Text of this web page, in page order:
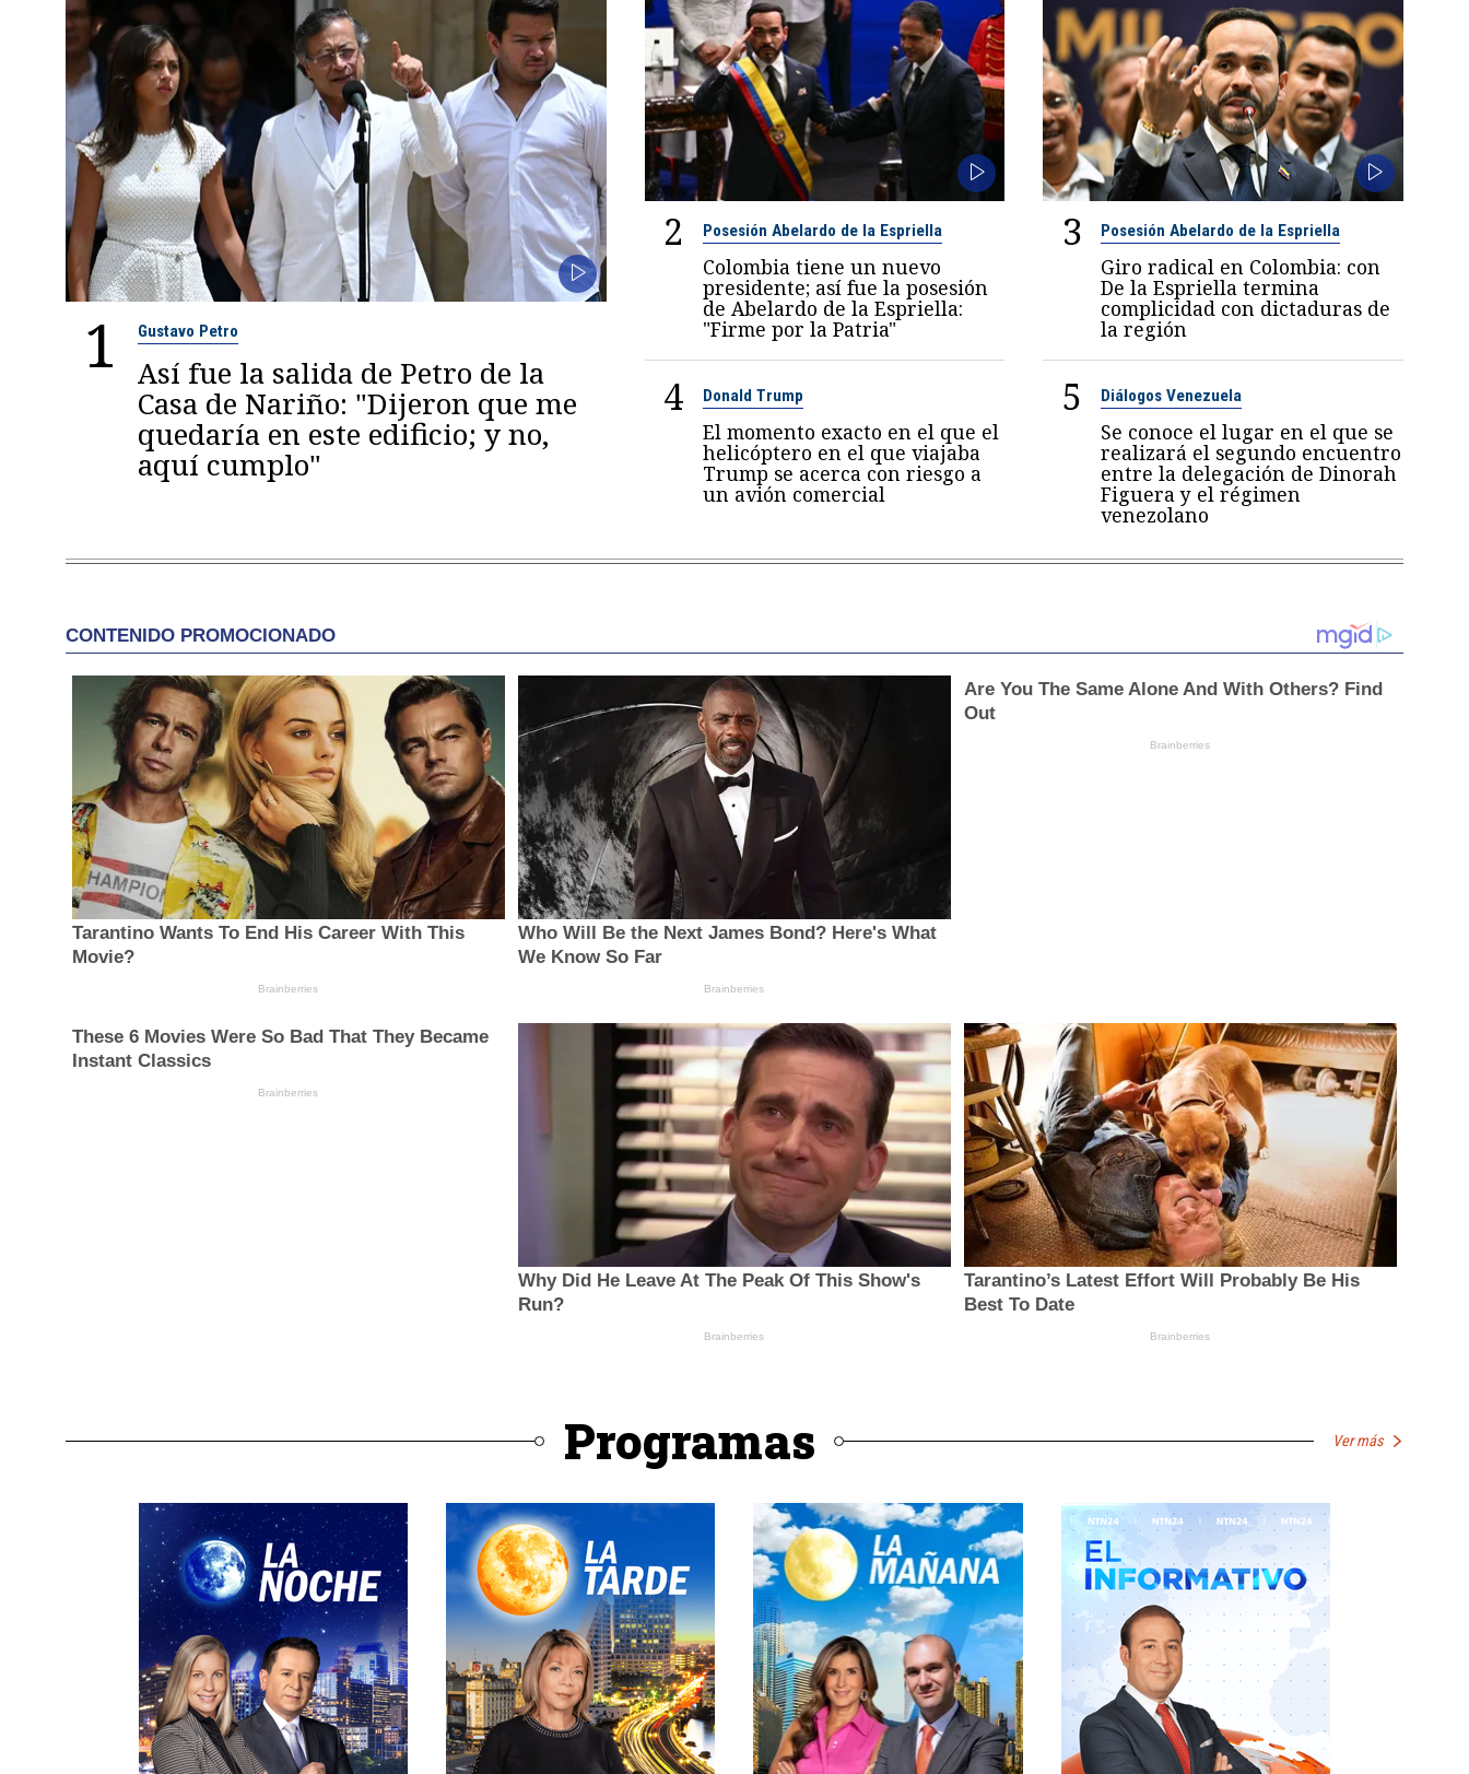
1 Gustavo Petro
Así fue la salida de Petro de la
Casa de Nariño: "Dijeron que me
quedaría en este edificio; y no,
aquí cumplo"
2 Posesión Abelardo de la Espriella
Colombia tiene un nuevo
presidente; así fue la posesión
de Abelardo de la Espriella:
"Firme por la Patria"
3 Posesión Abelardo de la Espriella
Giro radical en Colombia: con
De la Espriella termina
complicidad con dictaduras de
la región
4 Donald Trump
El momento exacto en el que el
helicóptero en el que viajaba
Trump se acerca con riesgo a
un avión comercial
5 Diálogos Venezuela
Se conoce el lugar en el que se
realizará el segundo encuentro
entre la delegación de Dinorah
Figuera y el régimen
venezolano
Programas Ver más